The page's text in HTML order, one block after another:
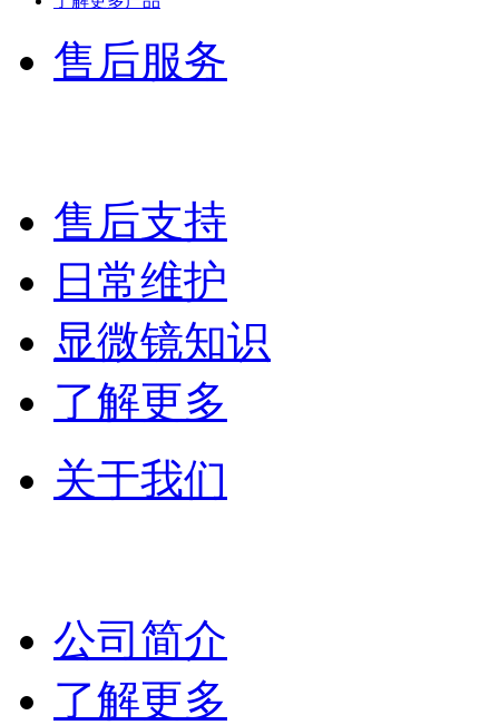
售后服务
售后支持
日常维护
显微镜知识
了解更多
关于我们
公司简介
了解更多